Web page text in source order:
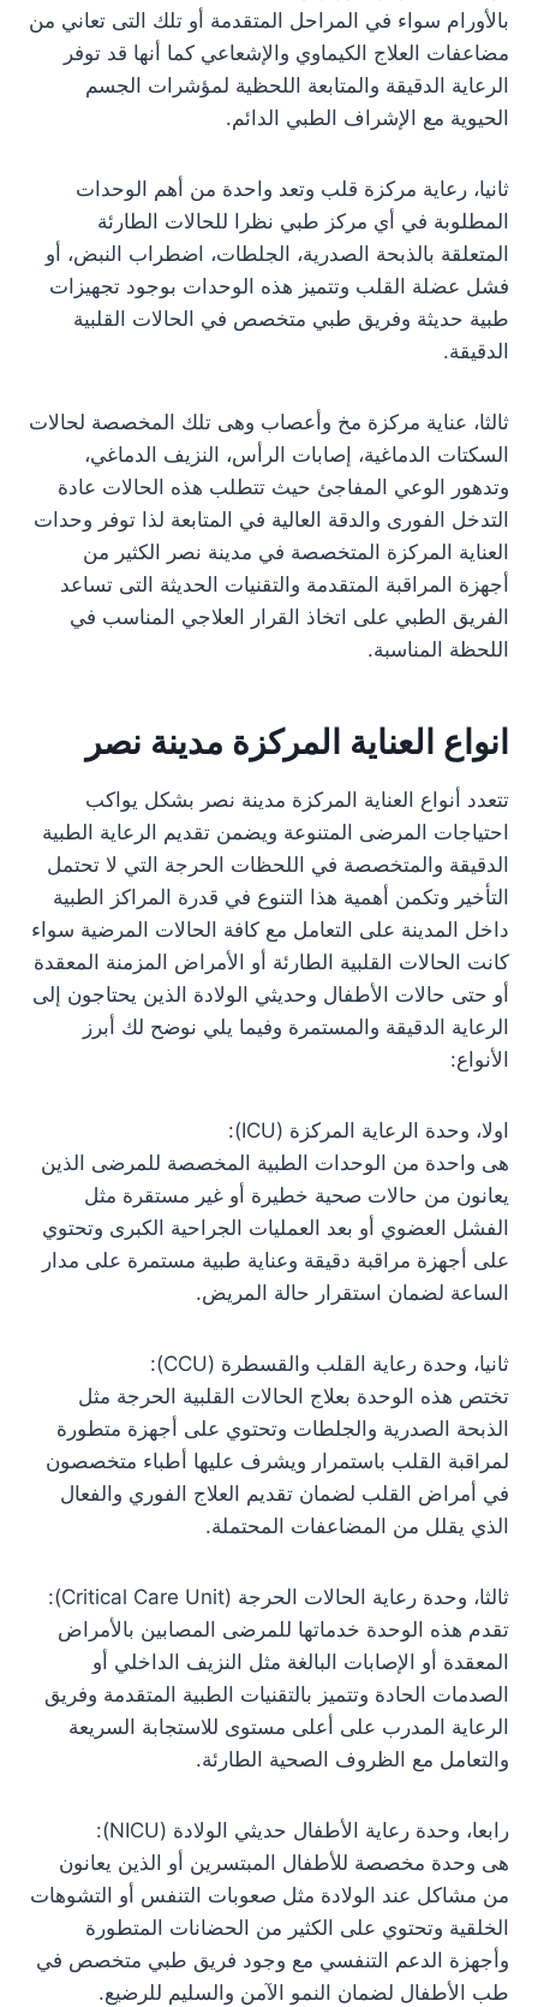
بالأورام سواء في المراحل المتقدمة أو تلك التى تعاني من
مضاعفات العلاج الكيماوي والإشعاعي كما أنها قد توفر
الرعاية الدقيقة والمتابعة اللحظية لمؤشرات الجسم
الحيوية مع الإشراف الطبي الدائم.
ثانيا، رعاية مركزة قلب وتعد واحدة من أهم الوحدات
المطلوبة في أي مركز طبي نظرا للحالات الطارئة
المتعلقة بالذبحة الصدرية، الجلطات، اضطراب النبض، أو
فشل عضلة القلب وتتميز هذه الوحدات بوجود تجهيزات
طبية حديثة وفريق طبي متخصص في الحالات القلبية
الدقيقة.
ثالثا، عناية مركزة مخ وأعصاب وهى تلك المخصصة لحالات
السكتات الدماغية، إصابات الرأس، النزيف الدماغي،
وتدهور الوعي المفاجئ حيث تتطلب هذه الحالات عادة
التدخل الفورى والدقة العالية في المتابعة لذا توفر وحدات
العناية المركزة المتخصصة في مدينة نصر الكثير من
أجهزة المراقبة المتقدمة والتقنيات الحديثة التى تساعد
الفريق الطبي على اتخاذ القرار العلاجي المناسب في
اللحظة المناسبة.
انواع العناية المركزة مدينة نصر
تتعدد أنواع العناية المركزة مدينة نصر بشكل يواكب
احتياجات المرضى المتنوعة ويضمن تقديم الرعاية الطبية
الدقيقة والمتخصصة في اللحظات الحرجة التي لا تحتمل
التأخير وتكمن أهمية هذا التنوع في قدرة المراكز الطبية
داخل المدينة على التعامل مع كافة الحالات المرضية سواء
كانت الحالات القلبية الطارئة أو الأمراض المزمنة المعقدة
أو حتى حالات الأطفال وحديثي الولادة الذين يحتاجون إلى
الرعاية الدقيقة والمستمرة وفيما يلي نوضح لك أبرز
الأنواع:
اولا، وحدة الرعاية المركزة (ICU):
هى واحدة من الوحدات الطبية المخصصة للمرضى الذين
يعانون من حالات صحية خطيرة أو غير مستقرة مثل
الفشل العضوي أو بعد العمليات الجراحية الكبرى وتحتوي
على أجهزة مراقبة دقيقة وعناية طبية مستمرة على مدار
الساعة لضمان استقرار حالة المريض.
ثانيا، وحدة رعاية القلب والقسطرة (CCU):
تختص هذه الوحدة بعلاج الحالات القلبية الحرجة مثل
الذبحة الصدرية والجلطات وتحتوي على أجهزة متطورة
لمراقبة القلب باستمرار ويشرف عليها أطباء متخصصون
في أمراض القلب لضمان تقديم العلاج الفوري والفعال
الذي يقلل من المضاعفات المحتملة.
ثالثا، وحدة رعاية الحالات الحرجة (Critical Care Unit):
تقدم هذه الوحدة خدماتها للمرضى المصابين بالأمراض
المعقدة أو الإصابات البالغة مثل النزيف الداخلي أو
الصدمات الحادة وتتميز بالتقنيات الطبية المتقدمة وفريق
الرعاية المدرب على أعلى مستوى للاستجابة السريعة
والتعامل مع الظروف الصحية الطارئة.
رابعا، وحدة رعاية الأطفال حديثي الولادة (NICU):
هى وحدة مخصصة للأطفال المبتسرين أو الذين يعانون
من مشاكل عند الولادة مثل صعوبات التنفس أو التشوهات
الخلقية وتحتوي على الكثير من الحضانات المتطورة
وأجهزة الدعم التنفسي مع وجود فريق طبي متخصص في
طب الأطفال لضمان النمو الآمن والسليم للرضيع.